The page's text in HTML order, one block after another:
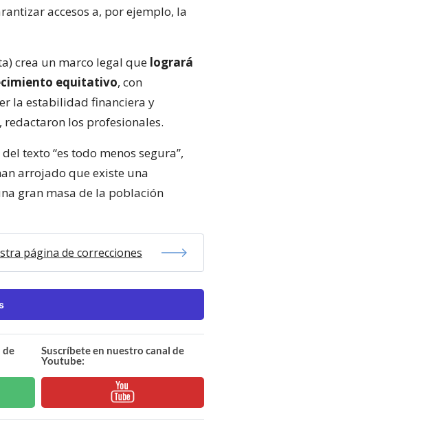
accesos a, por ejemplo, la
crea un marco legal que logrará
equitativo, con
la estabilidad financiera y
redactaron los profesionales.
texto “es todo menos segura”,
arrojado que existe una
gran masa de la población
página de correcciones
de
Suscríbete en nuestro canal de
Youtube: